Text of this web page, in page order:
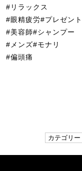
#リラックス
#眼精疲労#プレゼント
#美容師#シャンプー
#メンズ#モナリ
#偏頭痛